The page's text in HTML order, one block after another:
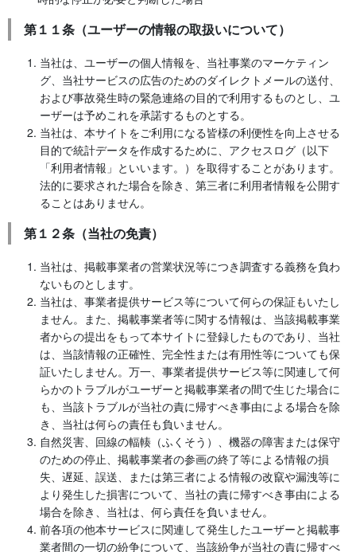
第１１条（ユーザーの情報の取扱いについて）
当社は、ユーザーの個人情報を、当社事業のマーケティン
グ、当社サービスの広告のためのダイレクトメールの送付、
および事故発生時の緊急連絡の目的で利用するものとし、ユ
ーザーは予めこれを承諾するものとする。
当社は、本サイトをご利用になる皆様の利便性を向上させる
目的で統計データを作成するために、アクセスログ（以下
「利用者情報」といいます。）を取得することがあります。
法的に要求された場合を除き、第三者に利用者情報を公開す
ることはありません。
第１２条（当社の免責）
当社は、掲載事業者の営業状況等につき調査する義務を負わ
ないものとします。
当社は、事業者提供サービス等について何らの保証もいたし
ません。また、掲載事業者等に関する情報は、当該掲載事業
者からの提出をもって本サイトに登録したものであり、当社
は、当該情報の正確性、完全性または有用性等についても保
証いたしません。万一、事業者提供サービス等に関連して何
らかのトラブルがユーザーと掲載事業者の間で生じた場合に
も、当該トラブルが当社の責に帰すべき事由による場合を除
き、当社は何らの責任も負いません。
自然災害、回線の輻輳（ふくそう）、機器の障害または保守
のための停止、掲載事業者の参画の終了等による情報の損
失、遅延、誤送、または第三者による情報の改竄や漏洩等に
より発生した損害について、当社の責に帰すべき事由による
場合を除き、当社は、何ら責任を負いません。
前各項の他本サービスに関連して発生したユーザーと掲載事
業者間の一切の紛争について、当該紛争が当社の責に帰すべ